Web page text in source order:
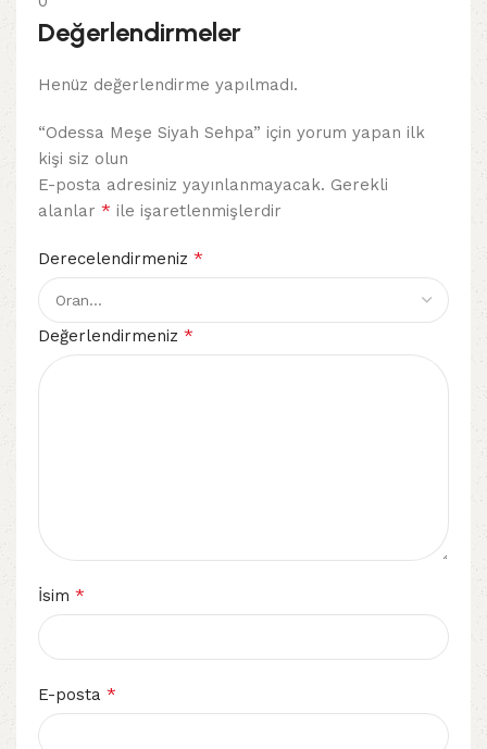
Değerlendirmeler
Henüz değerlendirme yapılmadı.
“Odessa Meşe Siyah Sehpa” için yorum yapan ilk
kişi siz olun
E-posta adresiniz yayınlanmayacak. Gerekli
alanlar * ile işaretlenmişlerdir
Derecelendirmeniz *
Değerlendirmeniz *
İsim *
E-posta *